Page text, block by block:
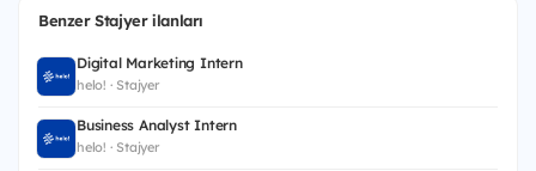
Benzer Stajyer ilanları
Digital Marketing Intern
helo! · Stajyer
Business Analyst Intern
helo! · Stajyer